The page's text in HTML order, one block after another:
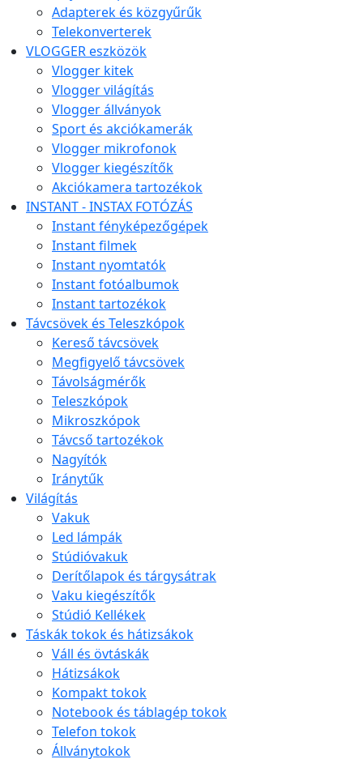
Adapterek és közgyűrűk
Telekonverterek
VLOGGER eszközök
Vlogger kitek
Vlogger világítás
Vlogger állványok
Sport és akciókamerák
Vlogger mikrofonok
Vlogger kiegészítők
Akciókamera tartozékok
INSTANT - INSTAX FOTÓZÁS
Instant fényképezőgépek
Instant filmek
Instant nyomtatók
Instant fotóalbumok
Instant tartozékok
Távcsövek és Teleszkópok
Kereső távcsövek
Megfigyelő távcsövek
Távolságmérők
Teleszkópok
Mikroszkópok
Távcső tartozékok
Nagyítók
Iránytűk
Világítás
Vakuk
Led lámpák
Stúdióvakuk
Derítőlapok és tárgysátrak
Vaku kiegészítők
Stúdió Kellékek
Táskák tokok és hátizsákok
Váll és övtáskák
Hátizsákok
Kompakt tokok
Notebook és táblagép tokok
Telefon tokok
Állványtokok